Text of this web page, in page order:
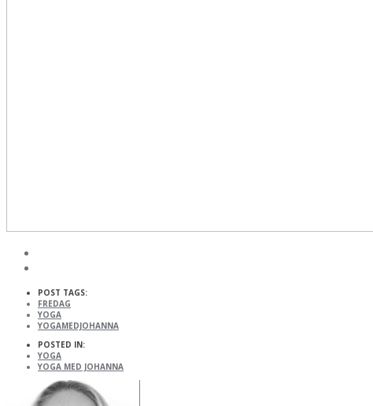
POST TAGS:
FREDAG
YOGA
YOGAMEDJOHANNA
POSTED IN:
YOGA
YOGA MED JOHANNA